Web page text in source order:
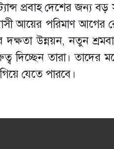
প্রবাহ দেশের জন্য
আয়ের পরিমাণ আগের
দক্ষতা উন্নয়ন, নতুন
তারা। তাদের
যেতে পারবে।